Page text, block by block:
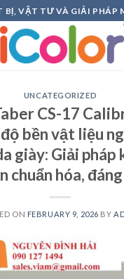
BỊ, VẬT TƯ VÀ GIẢI PHÁP
UNCATEGORIZED
CS-17
bền vật liệu
giày: Giải pháp
chuẩn hóa,
ON FEBRUARY 9, 2026 BY